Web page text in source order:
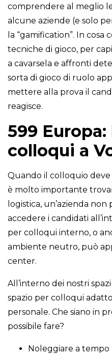
comprendere al meglio
alcune aziende (e solo
la “gamification”. In cosa
tecniche di gioco, per
a cavarsela e affronti
sorta di gioco di ruolo
mettere alla prova il
reagisce.
599
colloqui a
Quando il colloquio deve
è molto importante
logistica, un’azienda
accedere i candidati
per colloqui interno, o
ambiente neutro, può
center.
All’interno dei nostri
spazio per colloqui
personale. Che siano in
possibile fare?
Noleggiare a tempo